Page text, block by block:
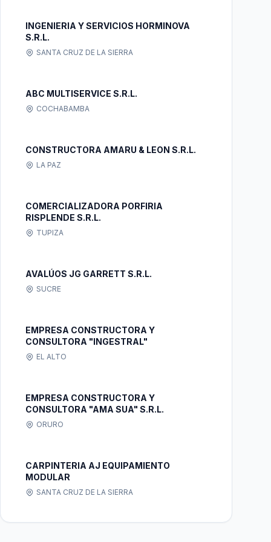
INGENIERIA Y SERVICIOS HORMINOVA
S.R.L.
SANTA CRUZ DE LA SIERRA
ABC MULTISERVICE S.R.L.
COCHABAMBA
CONSTRUCTORA AMARU & LEON S.R.L.
LA PAZ
COMERCIALIZADORA PORFIRIA
RISPLENDE S.R.L.
TUPIZA
AVALÚOS JG GARRETT S.R.L.
SUCRE
EMPRESA CONSTRUCTORA Y
CONSULTORA "INGESTRAL"
EL ALTO
EMPRESA CONSTRUCTORA Y
CONSULTORA "AMA SUA" S.R.L.
ORURO
CARPINTERIA AJ EQUIPAMIENTO
MODULAR
SANTA CRUZ DE LA SIERRA